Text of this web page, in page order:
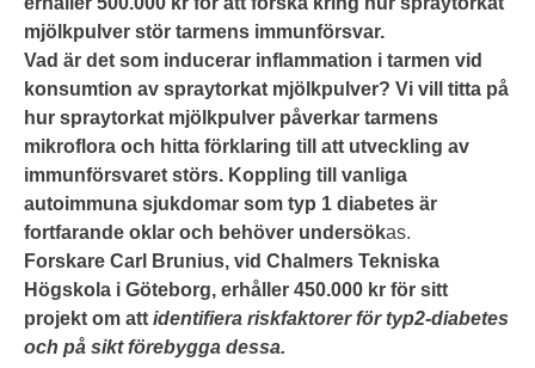
mjölkpulver stör tarmens immunförsvar.
Vad är det som inducerar inflammation i tarmen vid
konsumtion av spraytorkat mjölkpulver? Vi vill titta på
hur spraytorkat mjölkpulver påverkar tarmens
mikroflora och hitta förklaring till att utveckling av
immunförsvaret störs. Koppling till vanliga
autoimmuna sjukdomar som typ 1 diabetes är
fortfarande oklar och behöver undersökas.
Forskare Carl Brunius, vid Chalmers Tekniska
Högskola i Göteborg, erhåller 450.000 kr för sitt
projekt om att identifiera riskfaktorer för typ2-diabetes
och på sikt förebygga dessa.